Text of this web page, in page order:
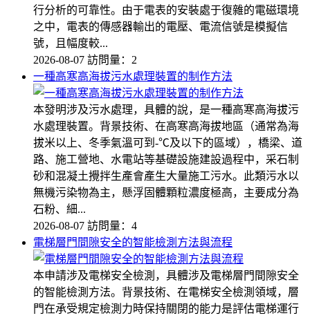
行分析的可靠性。由于電表的安裝處于復雜的電磁環境
之中，電表的傳感器輸出的電壓、電流信號是模擬信
號，且幅度較...
2026-08-07 訪問量：2
一種高寒高海拔污水處理裝置的制作方法
本發明涉及污水處理，具體的說，是一種高寒高海拔污
水處理裝置。背景技術、在高寒高海拔地區（通常為海
拔米以上、冬季氣溫可到-℃及以下的區域），橋梁、道
路、施工營地、水電站等基礎設施建設過程中，采石制
砂和混凝土攪拌生產會產生大量施工污水。此類污水以
無機污染物為主，懸浮固體顆粒濃度極高，主要成分為
石粉、細...
2026-08-07 訪問量：4
電梯層門間隙安全的智能檢測方法與流程
本申請涉及電梯安全檢測，具體涉及電梯層門間隙安全
的智能檢測方法。背景技術、在電梯安全檢測領域，層
門在承受規定檢測力時保持關閉的能力是評估電梯運行